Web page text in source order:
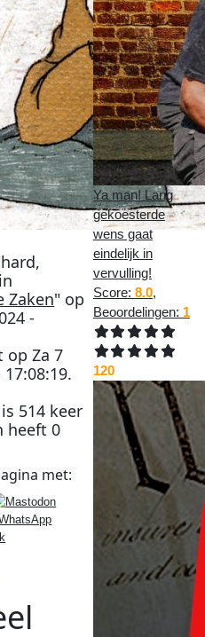
,
Zaken" op
-
opZa 7
17:08:19.
514 keer
heeft0
met:
Ya man! Lang
gekoesterde
wens gaat
eindelijk in
vervulling!
Score: 8.0,
Beoordelingen: 1
120